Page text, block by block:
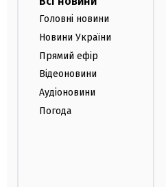
Головні новини
Новини України
Прямий ефір
Відеоновини
Аудіоновини
Погода